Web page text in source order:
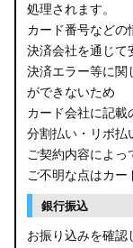
B21A デイズルークス
E13 ノート
E12 ノート
B44A/B45A B47A/
JF3/4 N-BOX カス
JH3/4 N-WGN
処理されます。
カード番号などの
決済会社を通じて
決済エラー等に関
ができないため
カード会社に記載
分割払い・リボ払
ご契約内容によっ
ご不明な点はカー
銀行振込
お振り込みを確認